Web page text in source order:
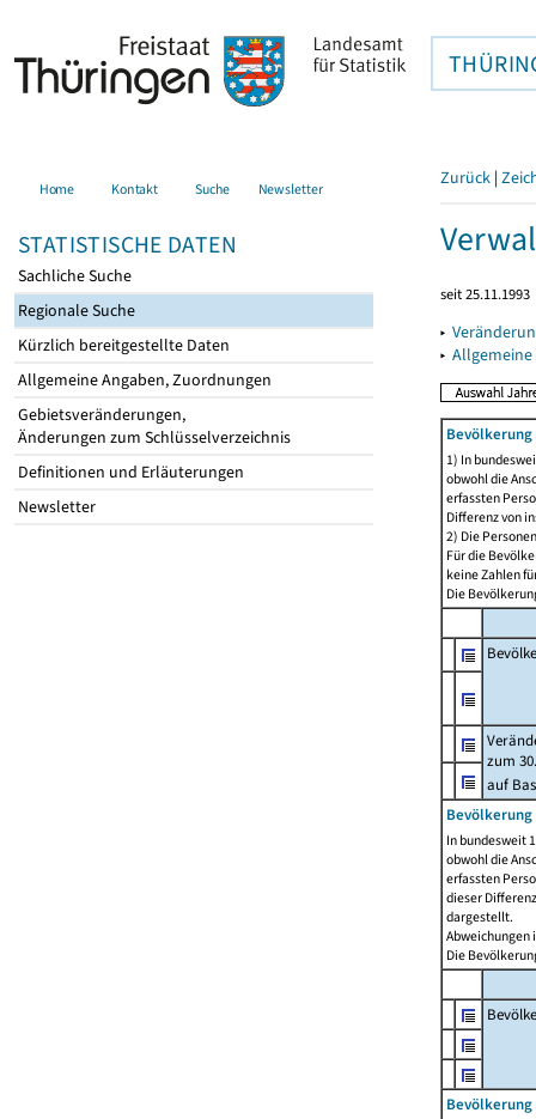
Home Kontakt Suche Newsletter
STATISTISCHE DATEN
Sachliche Suche
Regionale Suche
Kürzlich bereitgestellte Daten
Allgemeine Angaben, Zuordnungen
Gebietsveränderungen,
Änderungen zum Schlüsselverzeichnis
Definitionen und Erläuterungen
Newsletter
Zurück |
seit 25.11.1993
▸
▸
1) In
obwohl die
erfassten
Differenz von
2) Die
Für die
keine Zahlen
Die
zum
auf
Bevölkerung
In bundesweit
obwohl die
erfassten
dieser
dargestellt.
Abweichungen
Die